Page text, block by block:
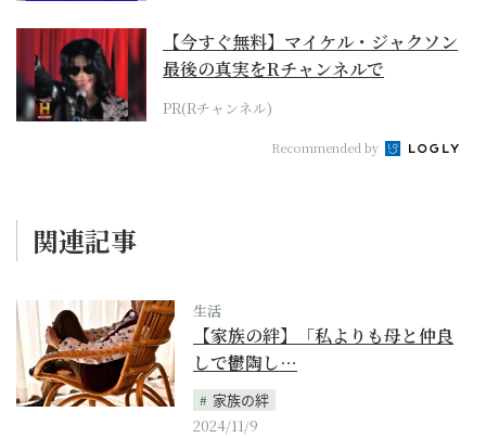
【今すぐ無料】マイケル・ジャクソン
最後の真実をRチャンネルで
PR(Rチャンネル)
Recommended by
関連記事
生活
【家族の絆】「私よりも母と仲良
しで鬱陶し…
家族の絆
2024/11/9